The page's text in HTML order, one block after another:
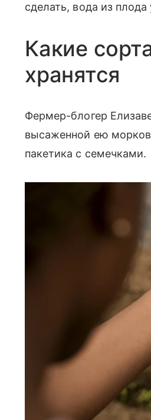
сделать, вода из
Какие
хранятся
Фермер-блогер
высаженной ею
пакетика с семечками.